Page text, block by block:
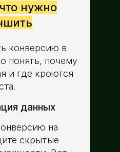
нужно
конверсию в
понять, почему
и где кроются
данных
на
скрытые